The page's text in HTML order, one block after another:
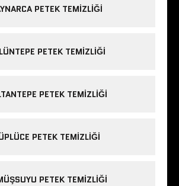
PETEK TEMIZLIĞI
PETEK TEMIZLIĞI
PETEK TEMIZLIĞI
PETEK TEMIZLIĞI
PETEK TEMIZLIĞI